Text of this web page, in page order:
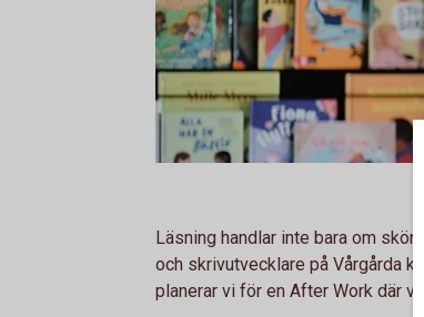
Läsning handlar inte bara om
och skrivutvecklare på Vårgårda
planerar vi för en After Work där